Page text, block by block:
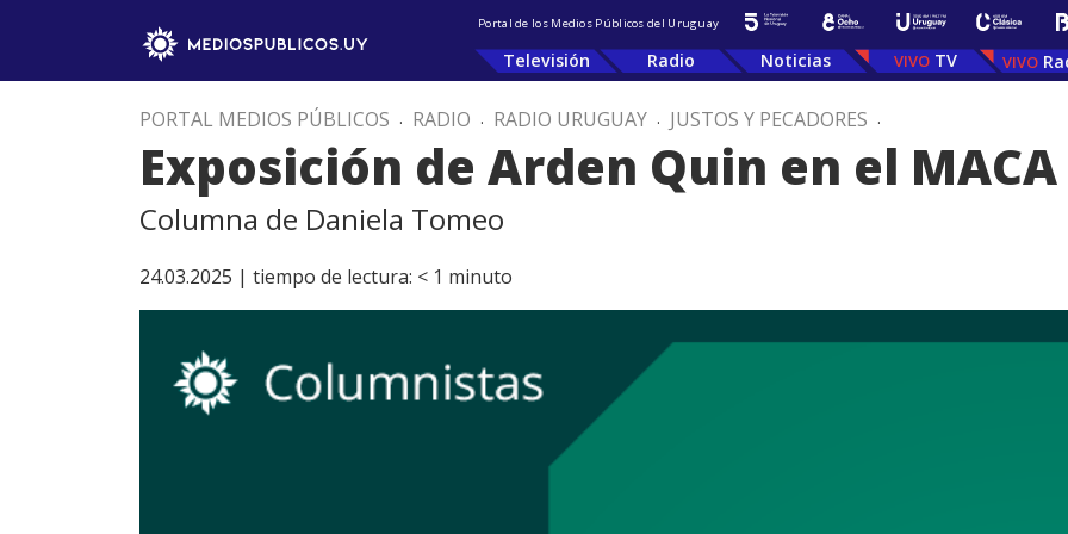
Portal de los Medios Públicos del Uruguay
Televisión Radio Noticias TV
PORTAL MEDIOS PÚBLICOS . RADIO . RADIO URUGUAY . JUSTOS Y PECADORES .
Exposición de Arden Quin en el MACA
Columna de Daniela Tomeo
24.03.2025 | tiempo de lectura: < 1 minuto